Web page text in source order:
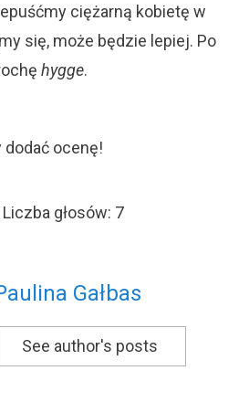
ciężarną kobietę w
się, może będzie lepiej. Po
hygge.
dodać ocenę!
głosów: 7
Gałbas
See author's posts